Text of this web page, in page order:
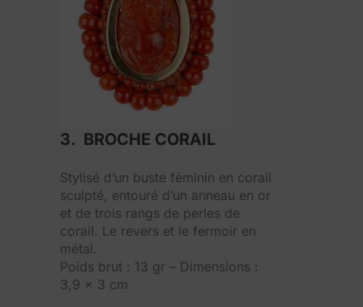
3. BROCHE CORAIL
Stylisé d’un buste féminin en corail
sculpté, entouré d’un anneau en or
et de trois rangs de perles de
corail. Le revers et le fermoir en
métal.
Poids brut : 13 gr – Dimensions :
3,9 x 3 cm